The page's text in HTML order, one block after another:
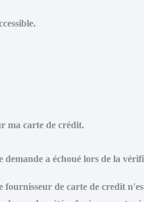
ma carte de crédit.
a échoué lors de la
de carte de credit